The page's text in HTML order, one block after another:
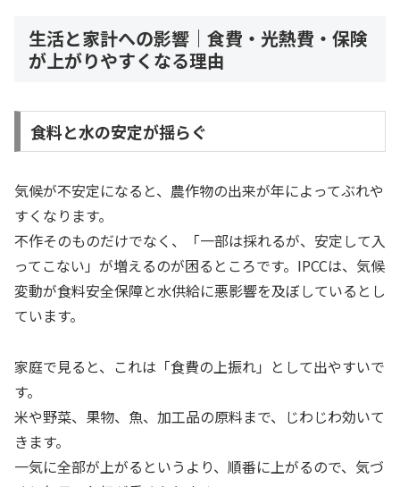
生活と家計への影響｜食費・光熱費・保険
が上がりやすくなる理由
食料と水の安定が揺らぐ
気候が不安定になると、農作物の出来が年によってぶれや
すくなります。
不作そのものだけでなく、「一部は採れるが、安定して入
ってこない」が増えるのが困るところです。IPCCは、気候
変動が食料安全保障と水供給に悪影響を及ぼしているとし
ています。
家庭で見ると、これは「食費の上振れ」として出やすいで
す。
米や野菜、果物、魚、加工品の原料まで、じわじわ効いて
きます。
一気に全部が上がるというより、順番に上がるので、気づ